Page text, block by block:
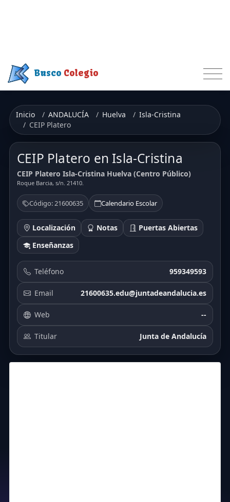
Busco Colegio
Inicio ANDALUCÍA Huelva
Isla-Cristina
CEIP Platero
CEIP Platero en Isla-Cristina
CEIP Platero Isla-Cristina Huelva (Centro Público)
Roque Barcia, s/n. 21410.
Código: 21600635 Calendario Escolar
Localización Notas
Puertas Abiertas
Enseñanzas
Teléfono 959349593
Email 21600635.edu@juntadeandalucia.es
Web --
Titular Junta de Andalucía